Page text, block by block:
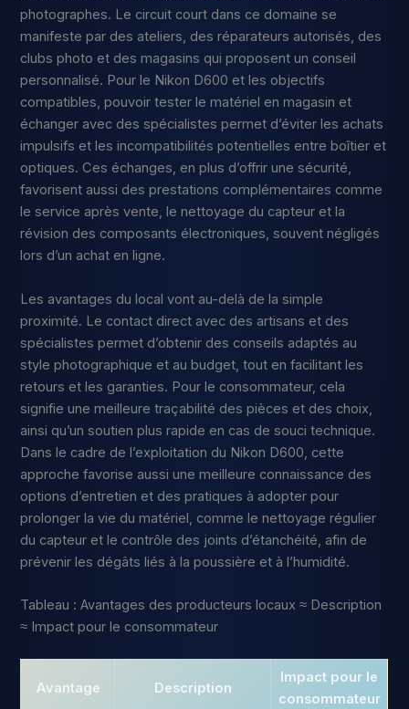
photographes. Le circuit court dans ce domaine se
manifeste par des ateliers, des réparateurs autorisés, des
clubs photo et des magasins qui proposent un conseil
personnalisé. Pour le Nikon D600 et les objectifs
compatibles, pouvoir tester le matériel en magasin et
échanger avec des spécialistes permet d’éviter les achats
impulsifs et les incompatibilités potentielles entre boîtier et
optiques. Ces échanges, en plus d’offrir une sécurité,
favorisent aussi des prestations complémentaires comme
le service après vente, le nettoyage du capteur et la
révision des composants électroniques, souvent négligés
lors d’un achat en ligne.
Les avantages du local vont au-delà de la simple
proximité. Le contact direct avec des artisans et des
spécialistes permet d’obtenir des conseils adaptés au
style photographique et au budget, tout en facilitant les
retours et les garanties. Pour le consommateur, cela
signifie une meilleure traçabilité des pièces et des choix,
ainsi qu’un soutien plus rapide en cas de souci technique.
Dans le cadre de l’exploitation du Nikon D600, cette
approche favorise aussi une meilleure connaissance des
options d’entretien et des pratiques à adopter pour
prolonger la vie du matériel, comme le nettoyage régulier
du capteur et le contrôle des joints d’étanchéité, afin de
prévenir les dégâts liés à la poussière et à l’humidité.
Tableau : Avantages des producteurs locaux ≈ Description
≈ Impact pour le consommateur
Avantage Description
Impact pour le
consommateur